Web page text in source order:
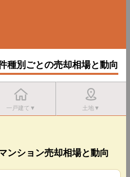
種別ごとの売却相場と動向
一戸建て▼ 土地▼
ンション売却相場と動向